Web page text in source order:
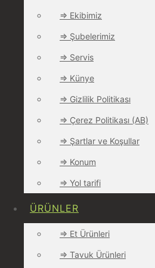
⇒ Ekibimiz
⇒ Şubelerimiz
⇒ Servis
⇒ Künye
⇒ Gizlilik Politikası
⇒ Çerez Politikası (AB)
⇒ Şartlar ve Koşullar
⇒ Konum
⇒ Yol tarifi
ÜRÜNLER
⇒ Et Ürünleri
⇒ Tavuk Ürünleri
Sorunuz mu var? Bizi
+49 (0) 30 49907812